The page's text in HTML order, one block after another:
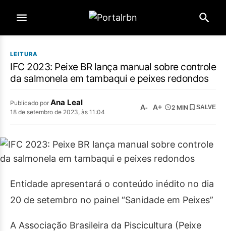
LEITURA
IFC 2023: Peixe BR lança manual sobre controle
da salmonela em tambaqui e peixes redondos
Publicado por Ana Leal
18 de setembro de 2023, às 11:04
A- A+ 2 MIN SALVE
Entidade apresentará o conteúdo inédito no dia
20 de setembro no painel “Sanidade em Peixes”
A Associação Brasileira da Piscicultura (Peixe